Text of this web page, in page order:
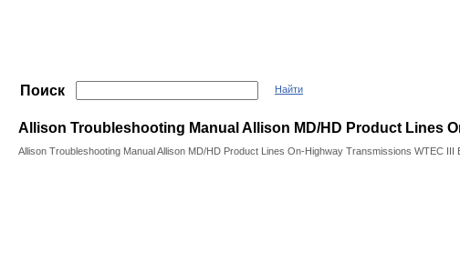
Поиск Найти
Allison Troubleshooting Manual Allison MD/HD Product Lines
Allison Troubleshooting Manual Allison MD/HD Product Lines On-Highway Transmissions WTEC